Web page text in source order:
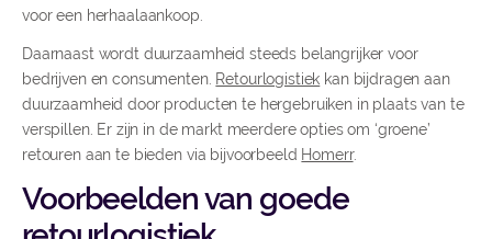
voor een herhaalaankoop.
Daarnaast wordt duurzaamheid steeds belangrijker voor
bedrijven en consumenten. Retourlogistiek kan bijdragen aan
duurzaamheid door producten te hergebruiken in plaats van te
verspillen. Er zijn in de markt meerdere opties om ‘groene’
retouren aan te bieden via bijvoorbeeld Homerr.
Voorbeelden van goede